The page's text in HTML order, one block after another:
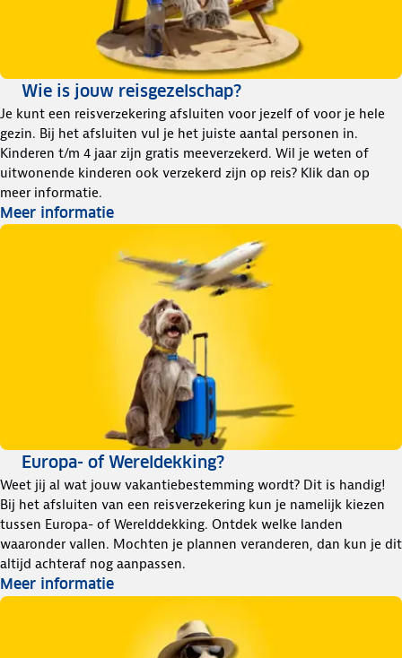
Wie is jouw reisgezelschap?
Je kunt een reisverzekering afsluiten voor jezelf of voor je hele
gezin. Bij het afsluiten vul je het juiste aantal personen in.
Kinderen t/m 4 jaar zijn gratis meeverzekerd. Wil je weten of
uitwonende kinderen ook verzekerd zijn op reis? Klik dan op
meer informatie.
Meer informatie
Europa- of Wereldekking?
Weet jij al wat jouw vakantiebestemming wordt? Dit is handig!
Bij het afsluiten van een reisverzekering kun je namelijk kiezen
tussen Europa- of Werelddekking. Ontdek welke landen
waaronder vallen. Mochten je plannen veranderen, dan kun je dit
altijd achteraf nog aanpassen.
Meer informatie